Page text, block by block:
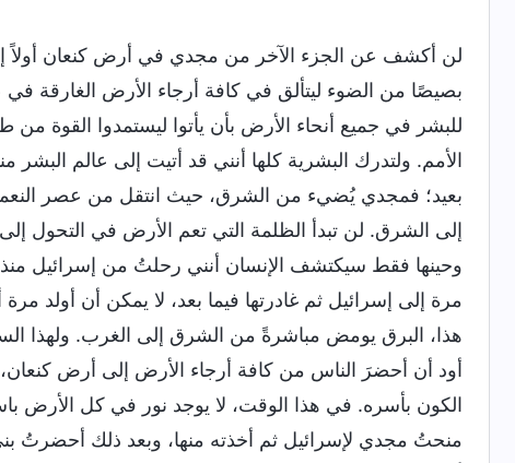
لن أكشف عن الجزء الآخر من مجدي في أرض كنعان أولاً إلا
بصيصًا من الضوء ليتألق في كافة أرجاء الأرض الغارقة في
للبشر في جميع أنحاء الأرض بأن يأتوا ليستمدوا القوة
الأمم. ولتدرك البشرية كلها أنني قد أتيت إلى عالم
بعيد؛ فمجدي يُضيء من الشرق، حيث انتقل من عصر
إلى الشرق. لن تبدأ الظلمة التي تعم الأرض في التحول إلى
وحينها فقط سيكتشف الإنسان أنني رحلتُ من إسرائيل
مرة إلى إسرائيل ثم غادرتها فيما بعد، لا يمكن أن أولد
هذا، البرق يومض مباشرةً من الشرق إلى الغرب.
أود أن أحضرَ الناس من كافة أرجاء الأرض إلى أرض
الكون بأسره. في هذا الوقت، لا يوجد نور في كل الأرض
منحتُ مجدي لإسرائيل ثم أخذته منها، وبعد ذلك أحضرتُ